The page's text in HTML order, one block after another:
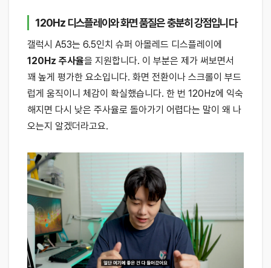
120Hz 디스플레이와 화면 품질은 충분히 강점입니다
갤럭시 A53는 6.5인치 슈퍼 아몰레드 디스플레이에
120Hz 주사율을 지원합니다. 이 부분은 제가 써보면서
꽤 높게 평가한 요소입니다. 화면 전환이나 스크롤이 부드
럽게 움직이니 체감이 확실했습니다. 한 번 120Hz에 익숙
해지면 다시 낮은 주사율로 돌아가기 어렵다는 말이 왜 나
오는지 알겠더라고요.